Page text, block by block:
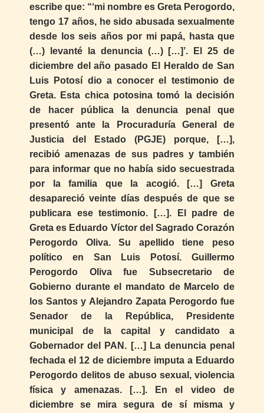
escribe que: “‘mi nombre es Greta Perogordo,
tengo 17 años, he sido abusada sexualmente
desde los seis años por mi papá, hasta que
(…) levanté la denuncia (…) […]’. El 25 de
diciembre del año pasado El Heraldo de San
Luis Potosí dio a conocer el testimonio de
Greta. Esta chica potosina tomó la decisión
de hacer pública la denuncia penal que
presentó ante la Procuraduría General de
Justicia del Estado (PGJE) porque, […],
recibió amenazas de sus padres y también
para informar que no había sido secuestrada
por la familia que la acogió. […] Greta
desapareció veinte días después de que se
publicara ese testimonio. […]. El padre de
Greta es Eduardo Víctor del Sagrado Corazón
Perogordo Oliva. Su apellido tiene peso
político en San Luis Potosí. Guillermo
Perogordo Oliva fue Subsecretario de
Gobierno durante el mandato de Marcelo de
los Santos y Alejandro Zapata Perogordo fue
Senador de la República, Presidente
municipal de la capital y candidato a
Gobernador del PAN. […] La denuncia penal
fechada el 12 de diciembre imputa a Eduardo
Perogordo delitos de abuso sexual, violencia
física y amenazas. […]. En el video de
diciembre se mira segura de sí misma y